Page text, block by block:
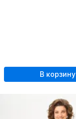
В корзину